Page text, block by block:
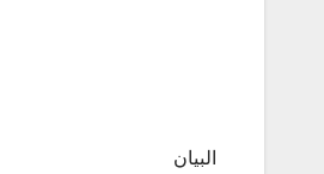
البيان